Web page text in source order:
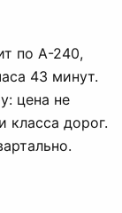
по А-240,
43 минут.
цена не
класса дорог.